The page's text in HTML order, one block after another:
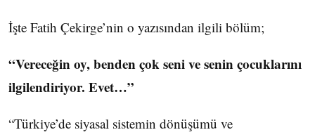
İşte Fatih Çekirge’nin o yazısından ilgili bölüm;
“Vereceğin oy, benden çok seni ve senin çocuklarını
ilgilendiriyor. Evet…”
“Türkiye’de siyasal sistemin dönüşümü ve